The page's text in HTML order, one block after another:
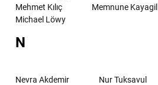
Mehmet Kılıç
Memnune Kayagil
Michael Löwy
N
Nevra Akdemir Nur Tuksavul